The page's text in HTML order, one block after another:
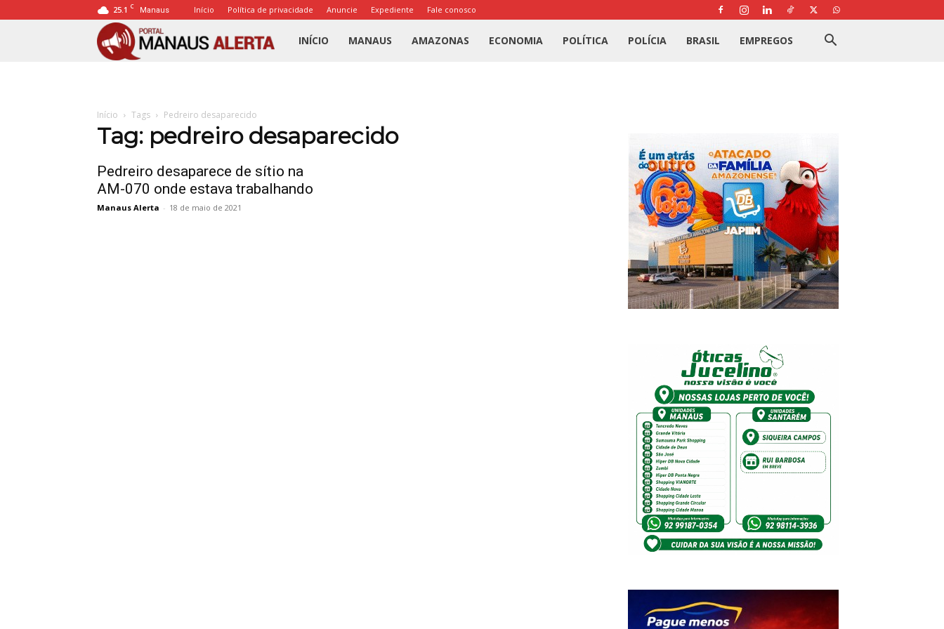
25.1 C Manaus Início Política de privacidade Anuncie Expediente Fale conosco
Portal
INÍCIO MANAUS AMAZONAS ECONOMIA POLÍTICA POLÍCIA BRASIL EMPREGOS
Início Tags Pedreiro desaparecido
Tag: pedreiro desaparecido
Pedreiro desaparece de sítio na
AM-070 onde estava trabalhando
Manaus Alerta - 18 de maio de 2021